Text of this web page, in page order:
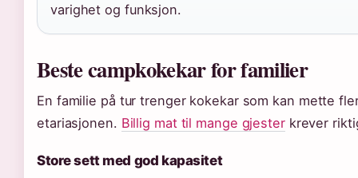
varighet og funksjon.
Beste campkokekar for familier
En familie på tur trenger kokekar som kan mette
etariasjonen. Billig mat til mange gjesterkrever
Store sett med god kapasitet